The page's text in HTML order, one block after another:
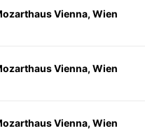
Vienna, Wien
Vienna, Wien
Vienna, Wien